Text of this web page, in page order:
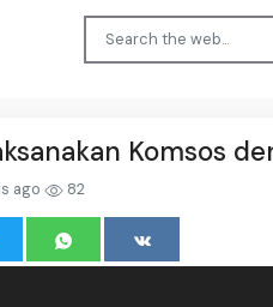
Komsos
ago 82